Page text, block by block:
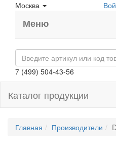
Москва
Меню
7 (499) 504-43-56
Каталог продукции
Главная Производители